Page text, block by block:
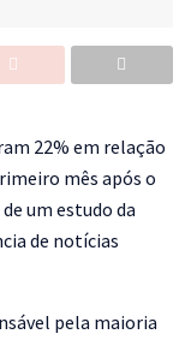
22% em relação
mês após o
um estudo da
de notícias
pela maioria